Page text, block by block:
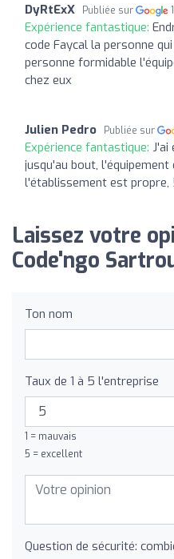
DyRtExX Publiée sur
Expérience fantastique:
code Faycal la personne
personne formidable
chez eux
Julien Pedro Publiée sur
Expérience fantastique: J'ai
jusqu'au bout,
l'établissement est propre,
Laissez votre
Code'ngo
Ton nom
Taux de 1 à 5 l'entreprise
1 = mauvais
5 = excellent
Question de sécurité: